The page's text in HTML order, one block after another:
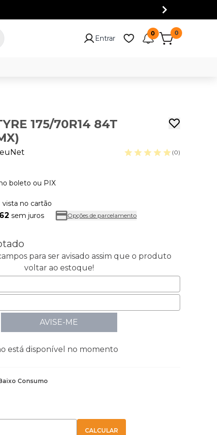
Entrar
0 0
175/70R14 84T
(0)
boleto ou PIX
vista no cartão
sem juros Opções de parcelamento
para ser avisado assim que o produto
voltar ao estoque!
AVISE-ME
está disponível no momento
Consumo